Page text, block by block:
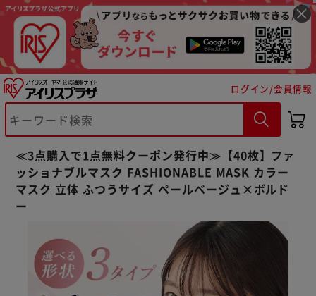
ログイン/会員情報
≪3点購入で1点無料クーポン発行中≫【40枚】ファ
ッショナブルマスク FASHIONABLE MASK カラー
マスク 立体 ふつうサイズ ペールベージュ×ボルド
ー